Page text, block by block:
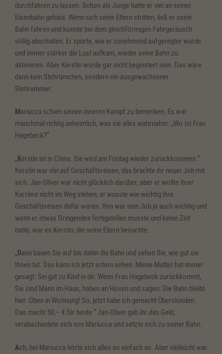
durchfahren zu lassen. Schon als Junge hatte er viel an seiner
Eisenbahn gebaut. Wenn sich seine Eltern stritten, ließ er seine
Bahn fahren und konnte bei dem gleichförmigen Fahrgeräusch
völlig abschalten. Er spürte, wie er zunehmend aufgeregter wurde
und immer stärker die Lust aufkam, wieder seine Bahn zu
aktivieren. Aber Kerstin würde gar nicht begeistert sein. Das wäre
dann kein Stehrümchen, sondern ein ausgewachsener
Stehrummer.
Mariucca schien seinen inneren Kampf zu bemerken. Es war
manchmal richtig unheimlich, was sie alles wahrnahm. „Wo ist Frau
Hagebeck?“
„Kerstin ist in China. Sie wird am Freitag wieder zurückkommen.“
Kerstin war viel auf Geschäftsreisen, das brachte ihr neuer Job mit
sich. Jan-Oliver war nicht glücklich darüber, aber er wollte ihrer
Karriere nicht im Weg stehen, er wusste wie wichtig ihre
Geschäftsreisen dafür waren. Ihm war sein Job ja auch wichtig und
wenn er etwas Dringendes fertigstellen musste und keine Zeit
hatte, war es Kerstin, die seine Eltern besuchte.
„Dann bauen Sie auf bis dahin die Bahn und sehen Sie, wie gut sie
Ihnen tut. Das kann ich jetzt schon sehen. Meine Mutter hat immer
gesagt: Sei gut zu Kind in dir. Wenn Frau Hagebeck zurückkommt,
Sie sind Mann im Haus, haben an Hosen und sagen: Die Bahn bleibt
hier. Oben in Wohnung! So, jetzt habe ich gemacht Überstunden.
Das macht 50,– € für heute.“ Jan-Oliver gab ihr das Geld,
verabschiedete sich von Mariucca und setzte sich zu seiner Bahn.
Ach, bei Mariucca hörte sich alles so einfach an. Aber vielleicht war